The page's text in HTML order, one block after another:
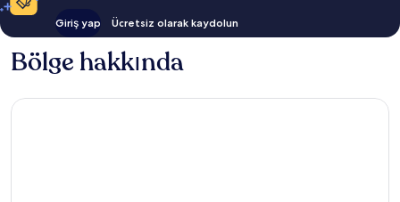
Giriş yap Ücretsiz olarak kaydolun
Bölge hakkında